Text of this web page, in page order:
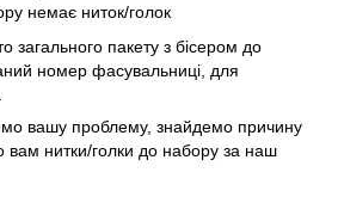
немає ниток/голок
загального пакету з бісером до
номер фасувальниці, для
вашу проблему, знайдемо причину
вам нитки/голки до набору за наш